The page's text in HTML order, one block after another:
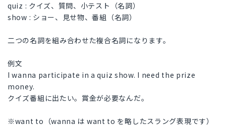
quiz : クイズ、質問、小テスト（名詞）
show : ショー、見せ物、番組（名詞）
二つの名詞を組み合わせた複合名詞になります。
例文
I wanna participate in a quiz show. I need the prize
money.
クイズ番組に出たい。賞金が必要なんだ。
※want to（wanna は want to を略したスラング表現です）